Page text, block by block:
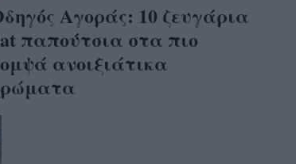
Αγοράς: 10 ζευγάρια
παπούτσια στα πιο
ανοιξιάτικα